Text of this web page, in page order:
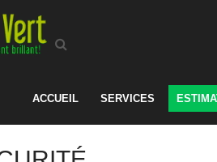
ACCUEIL SERVICES